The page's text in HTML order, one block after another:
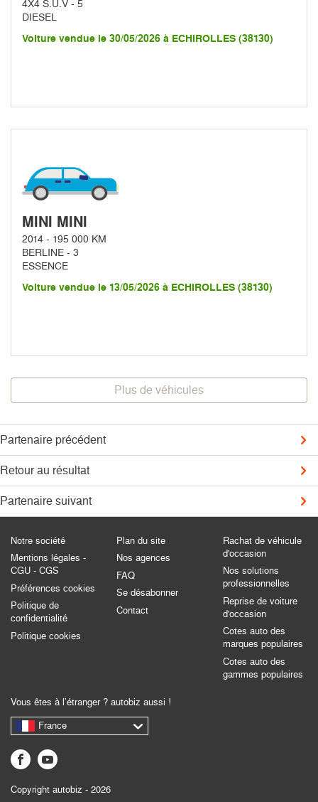
4X4 S.U.V - 5
DIESEL
Voiture vendue le 30/05/2026 à ECHIROLLES (38130)
MINI MINI
2014 - 195 000 KM
BERLINE - 3
ESSENCE
Voiture vendue le 13/05/2026 à ECHIROLLES (38130)
Plus de véhicules
Partenaire précédent
Retour au résultat
Partenaire suivant
Notre société
Mentions légales -
CGU - CGS
Préférences cookies
Politique de
confidentialité
Politique cookies
Plan du site
Nos agences
FAQ
Se désabonner
Contact
Rachat de véhicule
d'occasion
Nos solutions
professionnelles
Reprise de voiture
d'occasion
Cotes auto des
marques populaires
Cotes auto des
gammes populaires
Vous êtes à l’étranger ? autobiz aussi !
France
Copyright autobiz - 2026